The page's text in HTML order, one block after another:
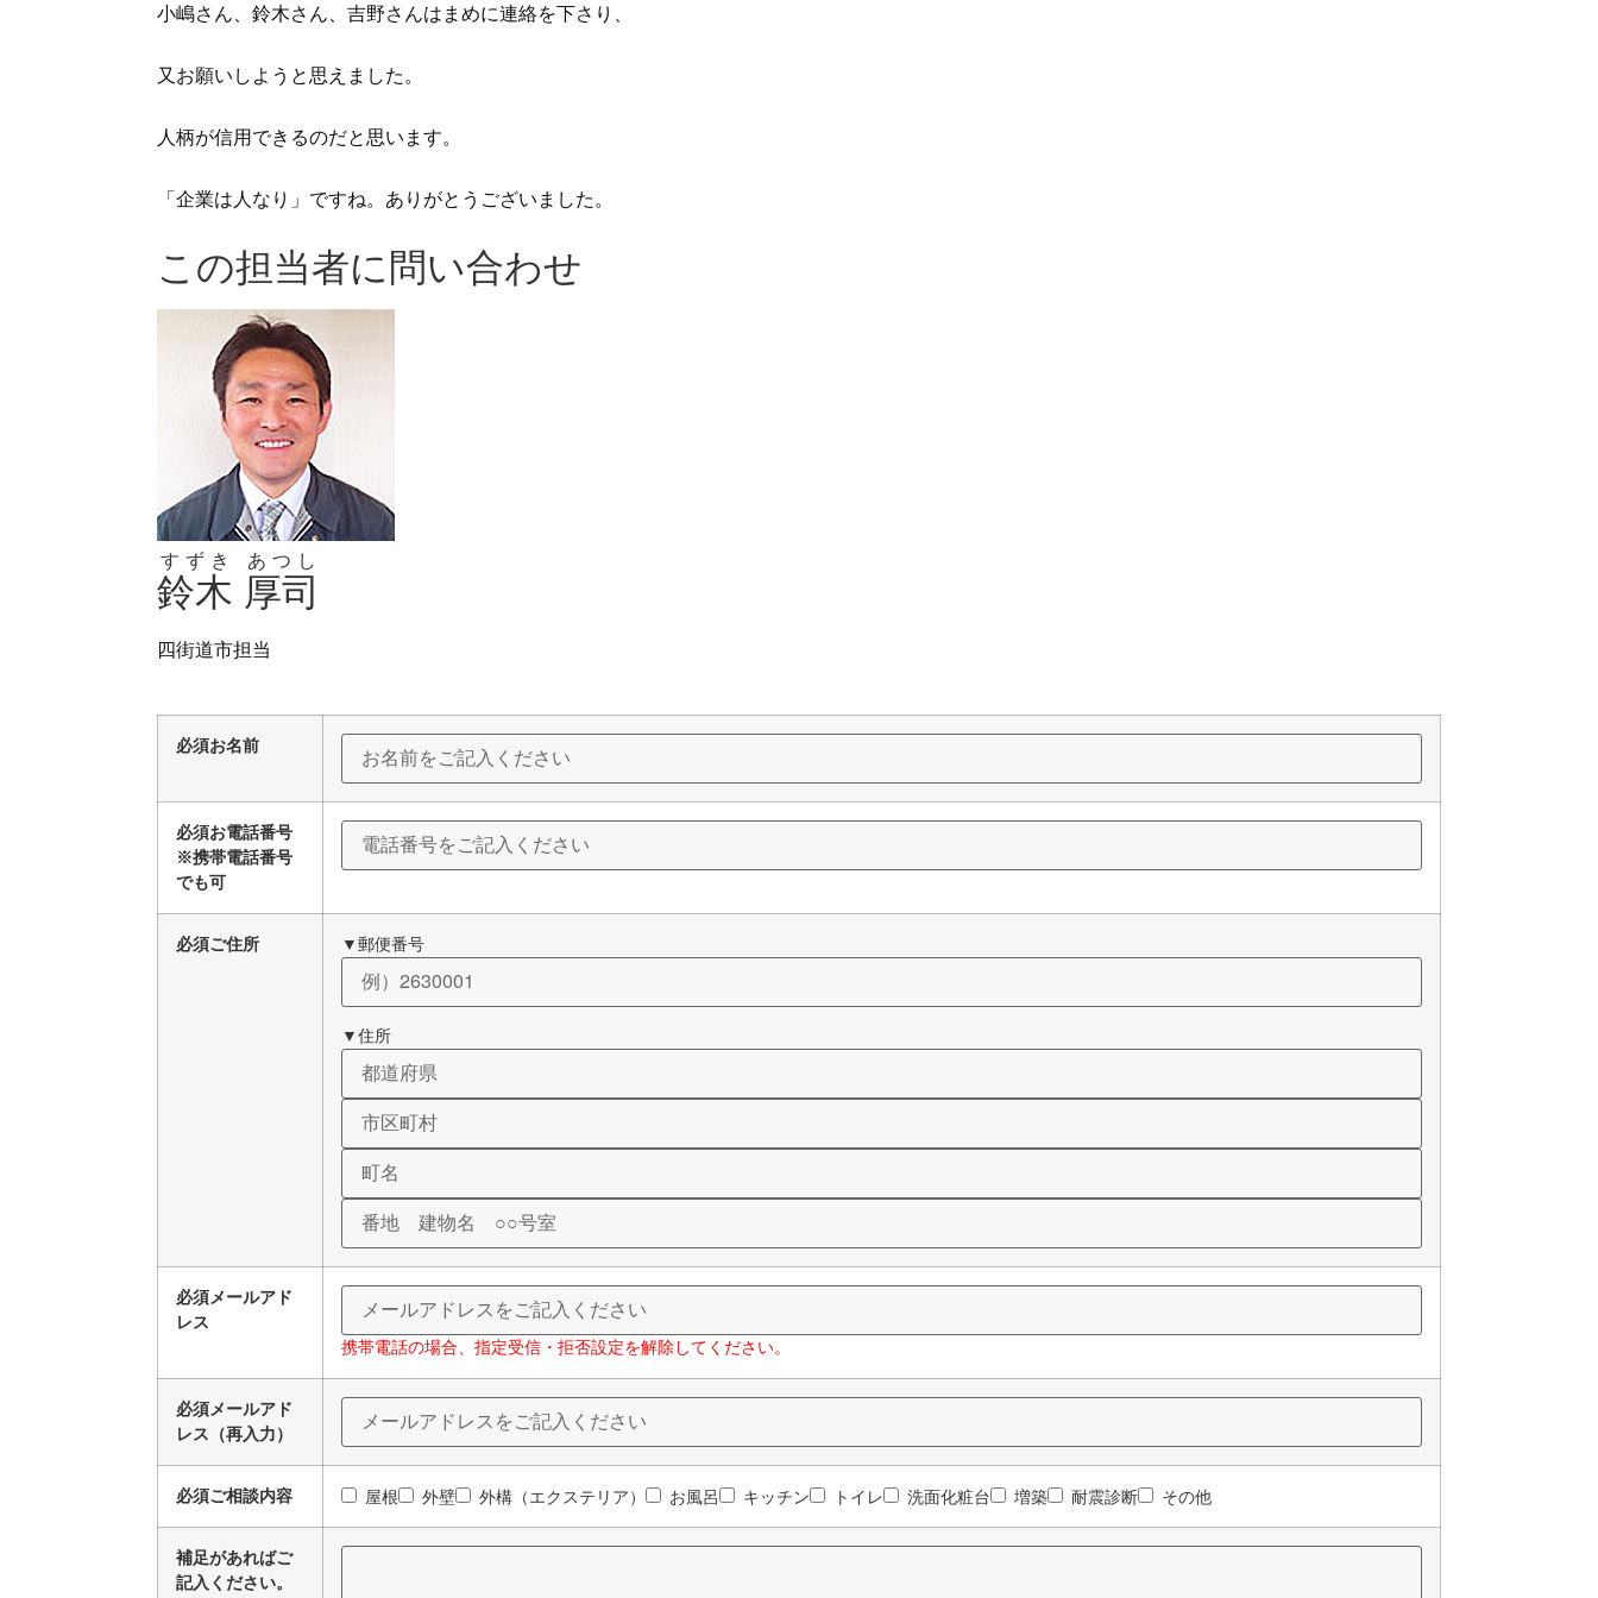
小嶋さん、鈴木さん、吉野さんはまめに連絡を下さり、
又お願いしようと思えました。
人柄が信用できるのだと思います。
「企業は人なり」ですね。ありがとうございました。
この担当者に問い合わせ
鈴木
すずき
厚司
あつし
四街道市担当
必須お名前
必須お電話番号
※携帯電話番号
でも可
必須ご住所 ▼郵便番号
▼住所
必須メールアド
レス
携帯電話の場合、指定受信・拒否設定を解除してください。
必須メールアド
レス（再入力）
必須ご相談内容 屋根 外壁 外構（エクステリア） お風呂 キッチン トイレ 洗面化粧台 増築 耐震診断 その他
補足があればご
記入ください。